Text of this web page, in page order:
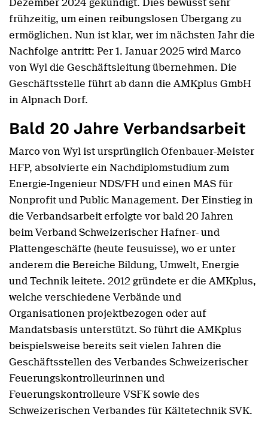
Dezember 2024 gekündigt. Dies bewusst sehr
frühzeitig, um einen reibungslosen Übergang zu
ermöglichen. Nun ist klar, wer im nächsten Jahr die
Nachfolge antritt: Per 1. Januar 2025 wird Marco
von Wyl die Geschäftsleitung übernehmen. Die
Geschäftsstelle führt ab dann die AMKplus GmbH
in Alpnach Dorf.
Bald 20 Jahre Verbandsarbeit
Marco von Wyl ist ursprünglich Ofenbauer-Meister
HFP, absolvierte ein Nachdiplomstudium zum
Energie-Ingenieur NDS/FH und einen MAS für
Nonprofit und Public Management. Der Einstieg in
die Verbandsarbeit erfolgte vor bald 20 Jahren
beim Verband Schweizerischer Hafner- und
Plattengeschäfte (heute feusuisse), wo er unter
anderem die Bereiche Bildung, Umwelt, Energie
und Technik leitete. 2012 gründete er die AMKplus,
welche verschiedene Verbände und
Organisationen projektbezogen oder auf
Mandatsbasis unterstützt. So führt die AMKplus
beispielsweise bereits seit vielen Jahren die
Geschäftsstellen des Verbandes Schweizerischer
Feuerungskontrolleurinnen und
Feuerungskontrolleure VSFK sowie des
Schweizerischen Verbandes für Kältetechnik SVK.